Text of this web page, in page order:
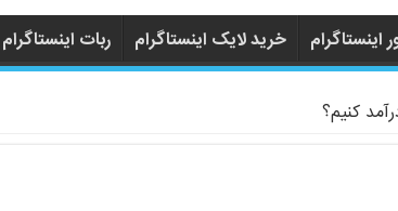
اینستاگرام خرید لایک اینستاگرام ربات اینستاگرام
کنیم؟